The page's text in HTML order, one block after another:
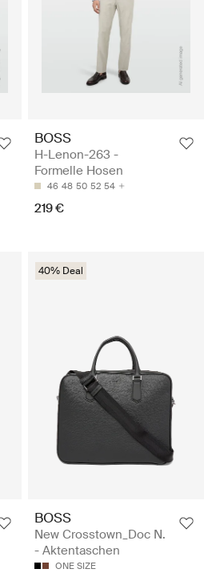
BOSS
H-Lenon-263 -
Formelle Hosen
46 48 50 52 54
219 €
40% Deal
BOSS
New Crosstown_Doc N.
- Aktentaschen
ONE SIZE